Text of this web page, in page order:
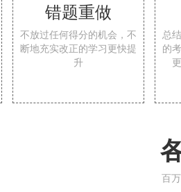
错题重做
不放过任何得分的机会，不
断地充实改正的学习更快提
升
总
的
百